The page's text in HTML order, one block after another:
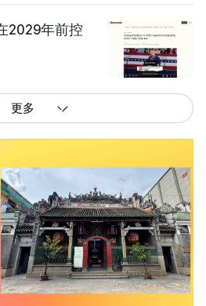
2029年前控
更多
2023年09月06日 签发第26/GP-CBC号许可